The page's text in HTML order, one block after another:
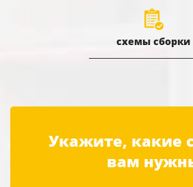
схемы сборки
Укажите, какие
вам